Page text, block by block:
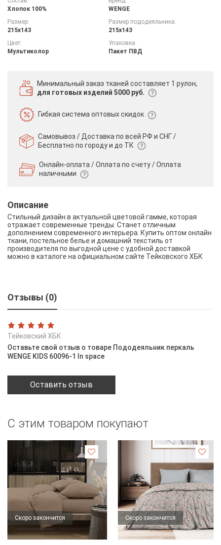
Хлопок 100%
WENGE
Размер:
215х143
Размер пододеяльника:
215х143
Цвет:
Мультиколор
Упаковка:
Пакет ПВД
Минимальный заказ тканей составляет 1 рулон,
для готовых изделий 5000 руб.
Гибкая системаоптовых скидок
Самовывоз / Доставка по всей РФ и СНГ /
Бесплатно по городу и до ТК
Онлайн-оплата / Оплата по счету /Оплата
наличными
Описание
Стильный дизайн в актуальной цветовой гамме, которая
отражает современные тренды. Станет отличным
дополнением современного интерьера. Купить оптом онлайн
ткани, постельное белье и домашний текстиль от
производителя по выгодной цене с удобной доставкой
можно в каталоге на официальном сайте Тейковского ХБК
Отзывы (0)
Тейковский ХБК
Оставьте свой отзыв о товаре Пододеяльник перкаль
WENGE KIDS 60096-1 In space
Оставить отзыв
С этим товаром покупают
Скоро закончится Скоро закончится